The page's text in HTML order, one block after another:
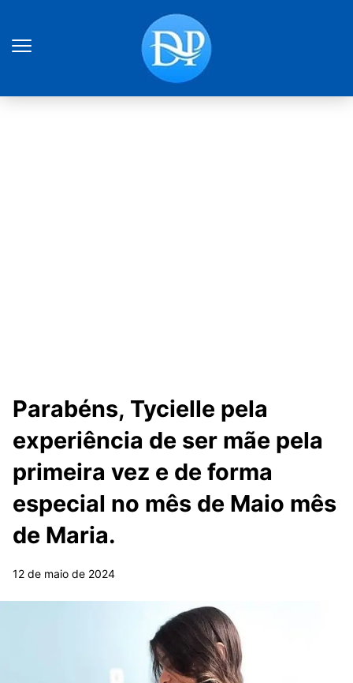
Parabéns, Tycielle pela
experiência de ser mãe pela
primeira vez e de forma
especial no mês de Maio mês
de Maria.
12 de maio de 2024